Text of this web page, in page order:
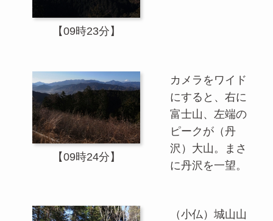
【09時23分】
【09時24分】
カメラをワイド
にすると、右に
富士山、左端の
ピークが（丹
沢）大山。まさ
に丹沢を一望。
（小仏）城山山